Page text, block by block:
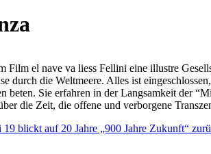
Film el nave va liess Fellini eine illustre
durch die Weltmeere. Alles ist
beten. Sie erfahren in der Langsamkeit der
die Zeit, die offene und verborgene
blickt auf 20 Jahre „900 Jahre Zukunft“